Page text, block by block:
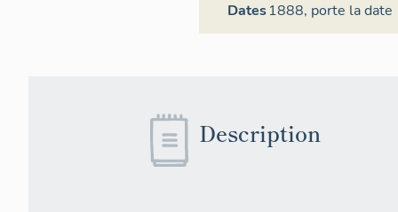
Dates1888, porte la date
Description